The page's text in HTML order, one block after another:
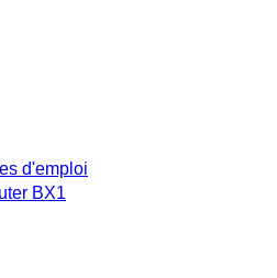
d'emploi
BX1